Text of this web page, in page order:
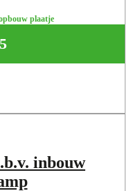
plaatje
inbouw